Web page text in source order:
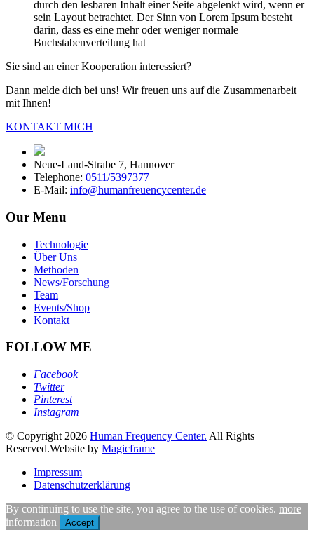
durch den lesbaren Inhalt einer Seite abgelenkt wird, wenn er
sein Layout betrachtet. Der Sinn von Lorem Ipsum besteht
darin, dass es eine mehr oder weniger normale
Buchstabenverteilung hat
Sie sind an einer Kooperation interessiert?
Dann melde dich bei uns! Wir freuen uns auf die Zusammenarbeit
mit Ihnen!
KONTAKT MICH
Neue-Land-Strabe 7, Hannover
Telephone: 0511/5397377
E-Mail: info@humanfreuencycenter.de
Our Menu
Technologie
Über Uns
Methoden
News/Forschung
Team
Events/Shop
Kontakt
FOLLOW ME
Facebook
Twitter
Pinterest
Instagram
© Copyright 2026 Human Frequency Center. All Rights
Reserved.Website by Magicframe
Impressum
Datenschutzerklärung
By continuing to use the site, you agree to the use of cookies. more
information
Accept